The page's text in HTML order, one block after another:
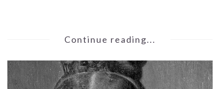
Continue reading...